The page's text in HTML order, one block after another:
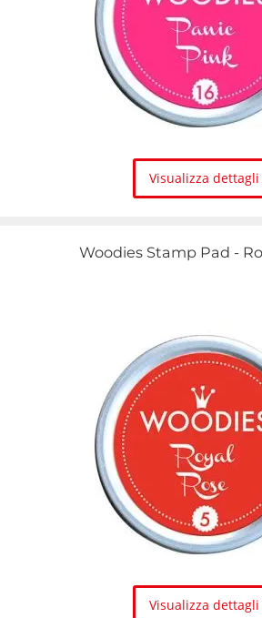
Visualizza dettagli
Woodies Stamp Pad -
Visualizza dettagli